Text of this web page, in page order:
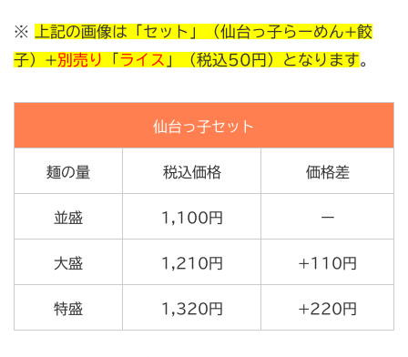
※
上記の画像は「セット」（仙台っ子らーめん+餃
子）+別売り ライス 」（税込50円）となります。
仙台っ子セット
麺の量 税込価格 価格差
並盛 1,100円 ー
大盛 1,210円 +110円
特盛 1,320円 +220円